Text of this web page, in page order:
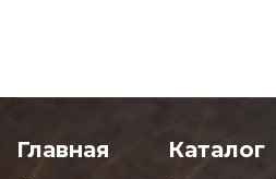
Главная Каталог